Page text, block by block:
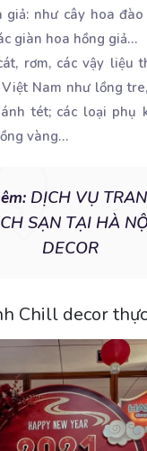
giả: như cây hoa
giàn hoa hồng giả…
rơm, các vậy liệu
Nam như lồng
tét; các loại phụ
vàng…
DỊCH VỤ
SẠN TẠI HÀ
DECOR
Chill decor